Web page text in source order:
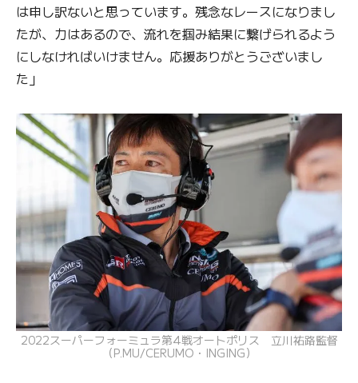
は申し訳ないと思っています。残念なレースになりまし
たが、力はあるので、流れを掴み結果に繋げられるよう
にしなければいけません。応援ありがとうございまし
た」
2022スーパーフォーミュラ第4戦オートポリス 立川祐路監督
（P.MU/CERUMO・INGING）